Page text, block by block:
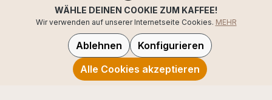
WÄHLE DEINEN COOKIE ZUM KAFFEE!
Wir verwenden auf unserer Internetseite Cookies. MEHR
Ablehnen
Konfigurieren
Alle Cookies akzeptieren